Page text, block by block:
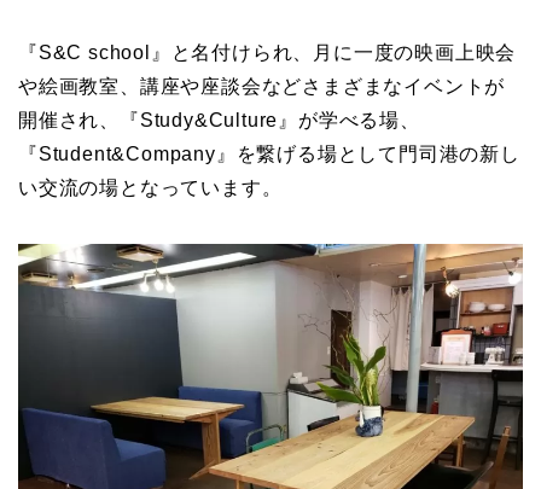
『S&C school』と名付けられ、月に一度の映画上映会
や絵画教室、講座や座談会などさまざまなイベントが
開催され、『Study&Culture』が学べる場、
『Student&Company』を繋げる場として門司港の新し
い交流の場となっています。